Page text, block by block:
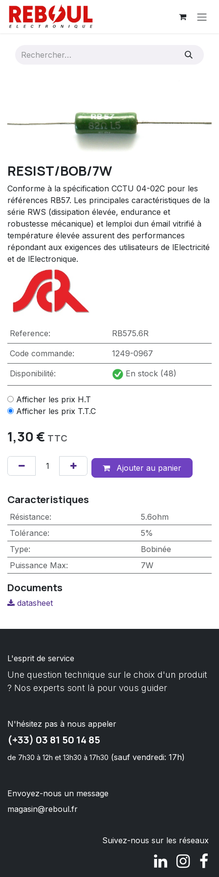
Se rendre au contenu
RESIST/BOB/7W
Conforme à la spécification CCTU 04-02C pour les
références RB57. Les principales caractéristiques de la
série RWS (dissipation élevée, endurance et
robustesse mécanique) et lemploi dun émail vitrifié à
température élevée assurent des performances
répondant aux exigences des utilisateurs de lElectricité
et de lElectronique.
Reference: RB575.6R
Code commande: 1249-0967
Disponibilité: En stock (48)
Afficher les prix H.T
Afficher les prix T.T.C
1,30 € TTC
Ajouter au panier
Caracteristiques
Résistance:
5.6ohm
Tolérance:
5%
Type:
Bobinée
Puissance Max: 7W
Documents
datasheet
L'esprit de service
Une question technique sur le choix d'un produit
? Nos experts sont là pour vous guider
N'hésitez pas à nous appeler
(+33) 03 81 50 14 85
de 7h30 à 12h et 13h30 à 17h30 (sauf vendredi: 17h)
Envoyez-nous un message
magasin@reboul.fr
Suivez-nous sur les réseaux